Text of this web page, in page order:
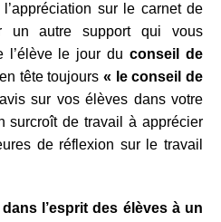
sur le carnet de
un autre support qui vous
l’élève le jour duconseil de
tête toujours « le conseil de
sur vos élèves dans votre
surcroît de travail à apprécier
de réflexion sur le travail
l’esprit des élèves à un